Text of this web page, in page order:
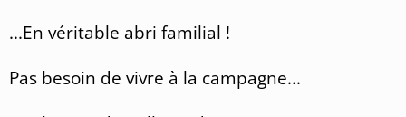
...En véritable abri familial !
Pas besoin de vivre à la campagne...